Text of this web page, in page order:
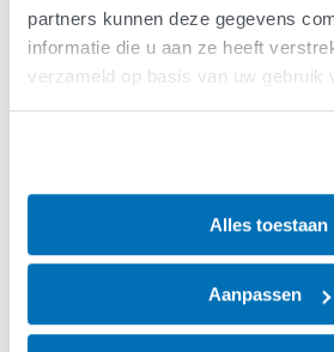
partners kunnen deze gegevens
informatie die u aan ze heeft
verzameld op basis van uw gebruik
Alles toestaan
Aanpassen
Wetenschappelijk
oorzaak, zonder medicijnen
Heeft u vragen over deelname aan
graag met u mee. Via de
kunt u contact opnemen voor
wetenschappelijk onderzoek naar
verloop van ALS, PLS en PSMA,
DeBiobank Neuromusculaire